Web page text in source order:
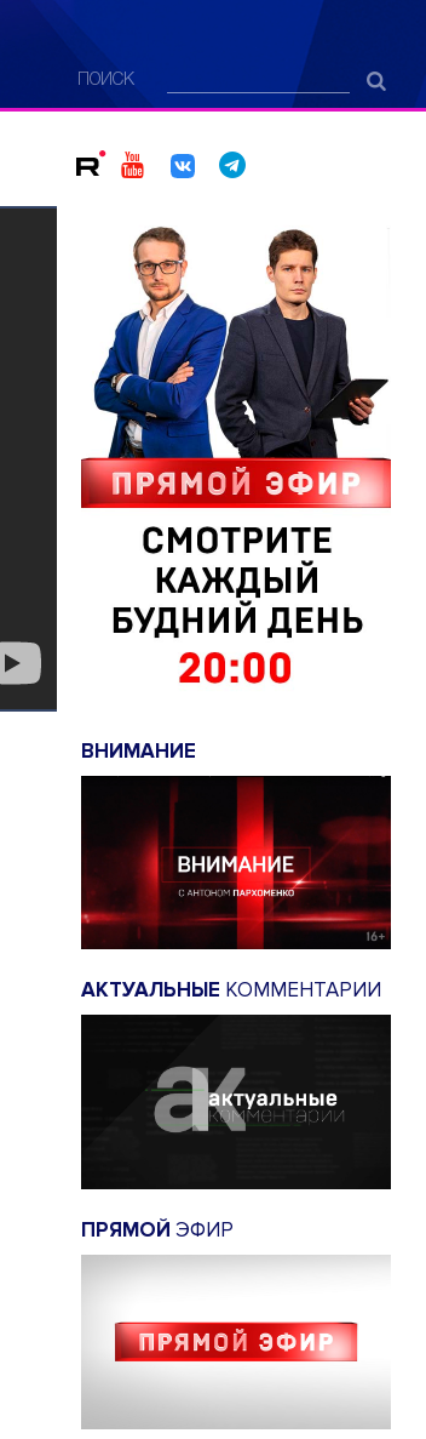
ПОИСК
ВНИМАНИЕ
АКТУАЛЬНЫЕ КОММЕНТАРИИ
ПРЯМОЙ ЭФИР